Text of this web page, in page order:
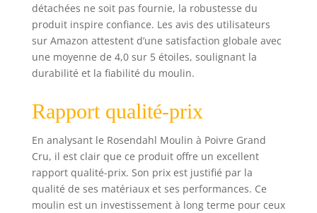
détachées ne soit pas fournie, la robustesse du
produit inspire confiance. Les avis des utilisateurs
sur Amazon attestent d’une satisfaction globale avec
une moyenne de 4,0 sur 5 étoiles, soulignant la
durabilité et la fiabilité du moulin.
Rapport qualité-prix
En analysant le Rosendahl Moulin à Poivre Grand
Cru, il est clair que ce produit offre un excellent
rapport qualité-prix. Son prix est justifié par la
qualité de ses matériaux et ses performances. Ce
moulin est un investissement à long terme pour ceux